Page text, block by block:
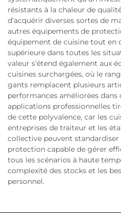
résistants à la chaleur de
d’acquérir diverses sortes de
autres équipements de
équipement de cuisine tout en
supérieure dans toutes les
valeur s’étend également aux
cuisines surchargées, où le
gants remplacent plusieurs
performances améliorées dans
applications professionnelles
de cette polyvalence, car les
entreprises de traiteur et les
collective peuvent
protection capable de gérer
tous les scénarios à haute
complexité des stocks et les
personnel.